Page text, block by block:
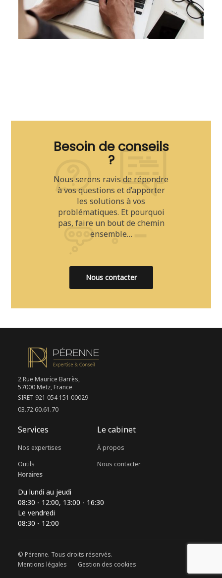
Besoin de conseils
?
Nous serons ravis de répondre
à vos questions et d’apporter
les solutions à vos
problématiques. Et pourquoi
pas, faire un bout de chemin
ensemble…
Nous contacter
2 Rue Maurice Barrès,
57000 Metz, France
SIRET 921 054 151 00029
03.72.60.61.70
Services
Nos expertises
Outils
Le cabinet
À propos
Nous contacter
Horaires
Du lundi au jeudi
08:30 - 12:00, 13:00 - 16:30
Le vendredi
08:30 - 12:00
© Pérenne. Tous droits réservés.
Mentions légales
Gestion des cookies